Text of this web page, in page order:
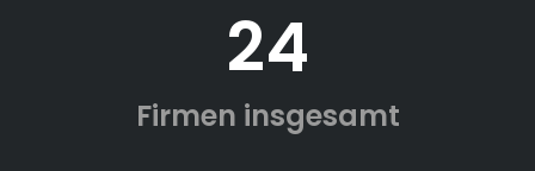
24
Firmen insgesamt